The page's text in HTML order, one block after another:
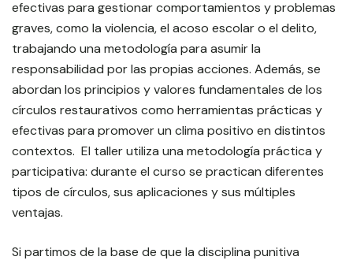
efectivas para gestionar comportamientos y problemas
graves, como la violencia, el acoso escolar o el delito,
trabajando una metodología para asumir la
responsabilidad por las propias acciones. Además, se
abordan los principios y valores fundamentales de los
círculos restaurativos como herramientas prácticas y
efectivas para promover un clima positivo en distintos
contextos. El taller utiliza una metodología práctica y
participativa: durante el curso se practican diferentes
tipos de círculos, sus aplicaciones y sus múltiples
ventajas.
Si partimos de la base de que la disciplina punitiva